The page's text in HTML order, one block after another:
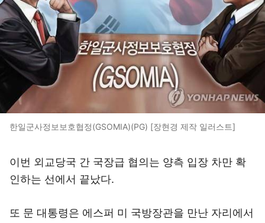
한일군사정보보호협정(GSOMIA)(PG) [장현경 제작 일러스트]
이번 외교당국 간 국장급 협의는 양측 입장 차만 확
인하는 선에서 끝났다.
또 문 대통령은 에스퍼 미 국방장관을 만난 자리에서